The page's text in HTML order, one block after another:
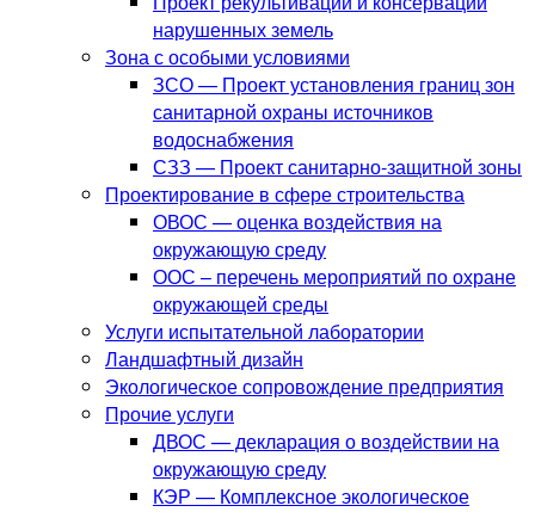
нарушенных земель
Зона с особыми условиями
ЗСО — Проект установления границ зон
санитарной охраны источников
водоснабжения
СЗЗ — Проект санитарно-защитной зоны
Проектирование в сфере строительства
ОВОС — оценка воздействия на
окружающую среду
ООС – перечень мероприятий по охране
окружающей среды
Услуги испытательной лаборатории
Ландшафтный дизайн
Экологическое сопровождение предприятия
Прочие услуги
ДВОС — декларация о воздействии на
окружающую среду
КЭР — Комплексное экологическое